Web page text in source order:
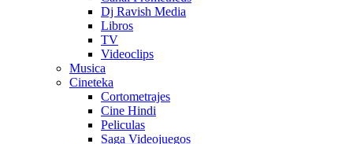
Dj Ravish Media
Libros
TV
Videoclips
Musica
Cineteka
Cortometrajes
Cine Hindi
Peliculas
Saga Videojuegos